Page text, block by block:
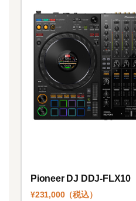
Pioneer DJ DDJ-FLX10
¥231,000（税込）